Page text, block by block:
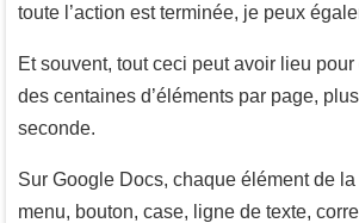
toute l’action est terminée, je peux
Et souvent, tout ceci peut avoir lieu
des centaines d’éléments par page,
seconde.
Sur Google Docs, chaque élément de
menu, bouton, case, ligne de texte,